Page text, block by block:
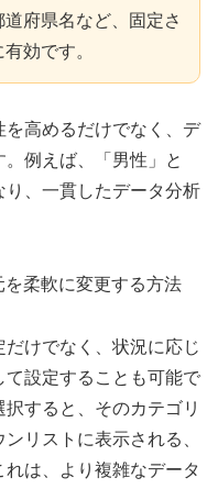
府県名など、固定さ
効です。
を高めるだけでなく、デ
例えば、「男性」と
り、一貫したデータ分析
柔軟に変更する方法
けでなく、状況に応じ
設定することも可能で
すると、そのカテゴリ
リストに表示される、
は、より複雑なデータ